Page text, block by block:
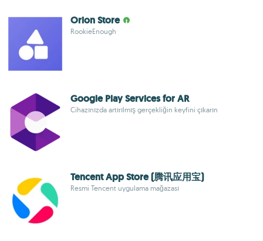
Orion Store
RookieEnough
Google Play Services for AR
Cihazınızda artırılmış gerçekliğin keyfini çıkarın
Tencent App Store (腾讯应用宝)
Resmi Tencent uygulama mağazası